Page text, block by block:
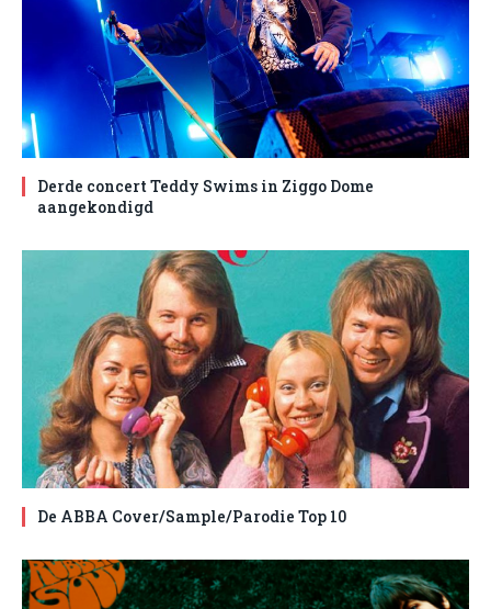
Derde concert Teddy Swims in Ziggo Dome
aangekondigd
De ABBA Cover/Sample/Parodie Top 10